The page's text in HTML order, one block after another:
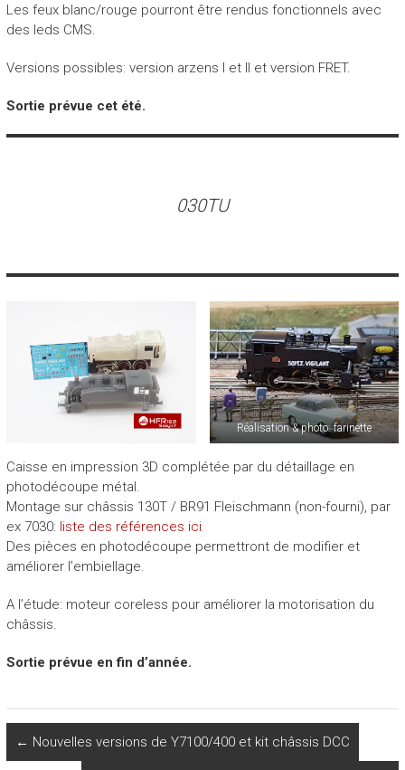
Les feux blanc/rouge pourront être rendus fonctionnels avec
des leds CMS.
Versions possibles: version arzens I et II et version FRET.
Sortie prévue cet été.
030TU
Réalisation & photo: farinette
Caisse en impression 3D complétée par du détaillage en
photodécoupe métal.
Montage sur châssis 130T / BR91 Fleischmann (non-fourni), par
ex 7030: liste des références ici
Des pièces en photodécoupe permettront de modifier et
améliorer l’embiellage.
A l’étude: moteur coreless pour améliorer la motorisation du
châssis.
Sortie prévue en fin d’année.
← Nouvelles versions de Y7100/400 et kit châssis DCC